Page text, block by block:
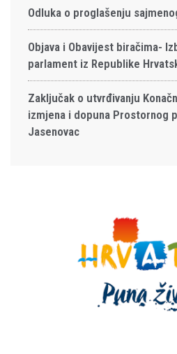
Odluka o proglašenju
Objava i Obavijest biračima-
parlament iz Republike
Zaključak o utvrđivanju
izmjena i dopuna Prostornog
Jasenovac